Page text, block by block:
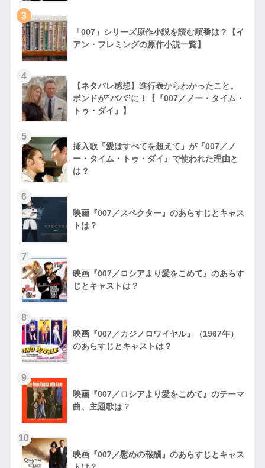
3
「007」シリーズ原作小説を読む順番は？【イ
アン・フレミングの原作小説一覧】
4
【ネタバレ感想】進行表からわかったこと。
ボンドが”パパ”に！【『007／ノー・タイム・
トゥ・ダイ』】
5
挿入歌「愛はすべてを超えて」が『007／ノ
ー・タイム・トゥ・ダイ』で使われた理由と
は？
6
映画『007／スペクター』のあらすじとキャス
トは？
7
映画『007／ロシアより愛をこめて』のあらす
じとキャストは？
8
映画『007／カジノロワイヤル』（1967年）
のあらすじとキャストは？
9
映画『007／ロシアより愛をこめて』のテーマ
曲、主題歌は？
10
映画『007／慰めの報酬』のあらすじとキャス